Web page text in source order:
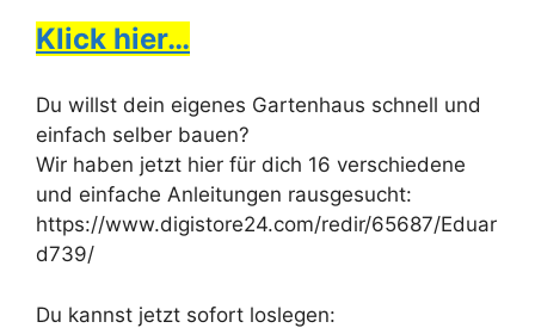
Klick hier…
Du willst dein eigenes Gartenhaus schnell und
einfach selber bauen?
Wir haben jetzt hier für dich 16 verschiedene
und einfache Anleitungen rausgesucht:
https://www.digistore24.com/redir/65687/Eduar
d739/
Du kannst jetzt sofort loslegen: